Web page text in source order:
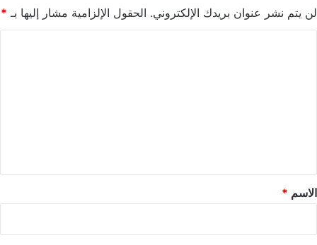
لن يتم نشر عنوان بريدك الإلكتروني. الحقول الإلزامية مشار إليها بـ *
*
الاسم *